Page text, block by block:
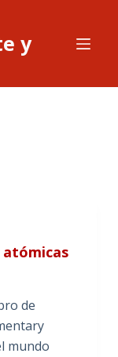
y
atómicas
de
mundo